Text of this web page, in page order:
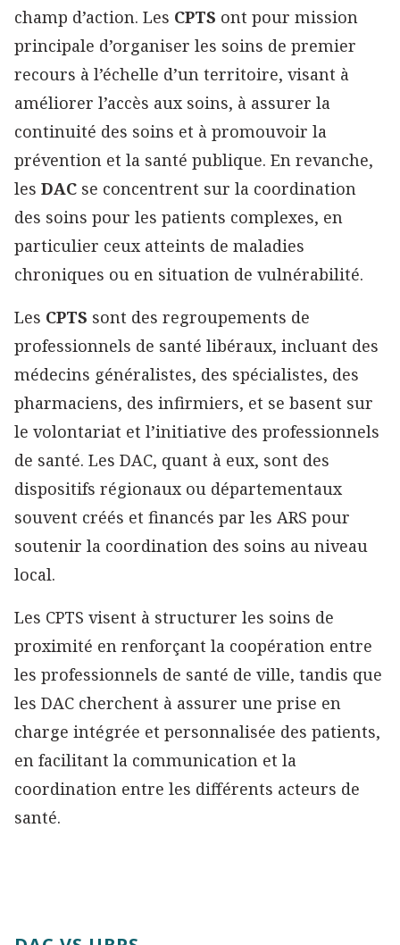
champ d’action. Les CPTS ont pour mission
principale d’organiser les soins de premier
recours à l’échelle d’un territoire, visant à
améliorer l’accès aux soins, à assurer la
continuité des soins et à promouvoir la
prévention et la santé publique. En revanche,
les DAC se concentrent sur la coordination
des soins pour les patients complexes, en
particulier ceux atteints de maladies
chroniques ou en situation de vulnérabilité.
Les CPTS sont des regroupements de
professionnels de santé libéraux, incluant des
médecins généralistes, des spécialistes, des
pharmaciens, des infirmiers, et se basent sur
le volontariat et l’initiative des professionnels
de santé. Les DAC, quant à eux, sont des
dispositifs régionaux ou départementaux
souvent créés et financés par les ARS pour
soutenir la coordination des soins au niveau
local.
Les CPTS visent à structurer les soins de
proximité en renforçant la coopération entre
les professionnels de santé de ville, tandis que
les DAC cherchent à assurer une prise en
charge intégrée et personnalisée des patients,
en facilitant la communication et la
coordination entre les différents acteurs de
santé.